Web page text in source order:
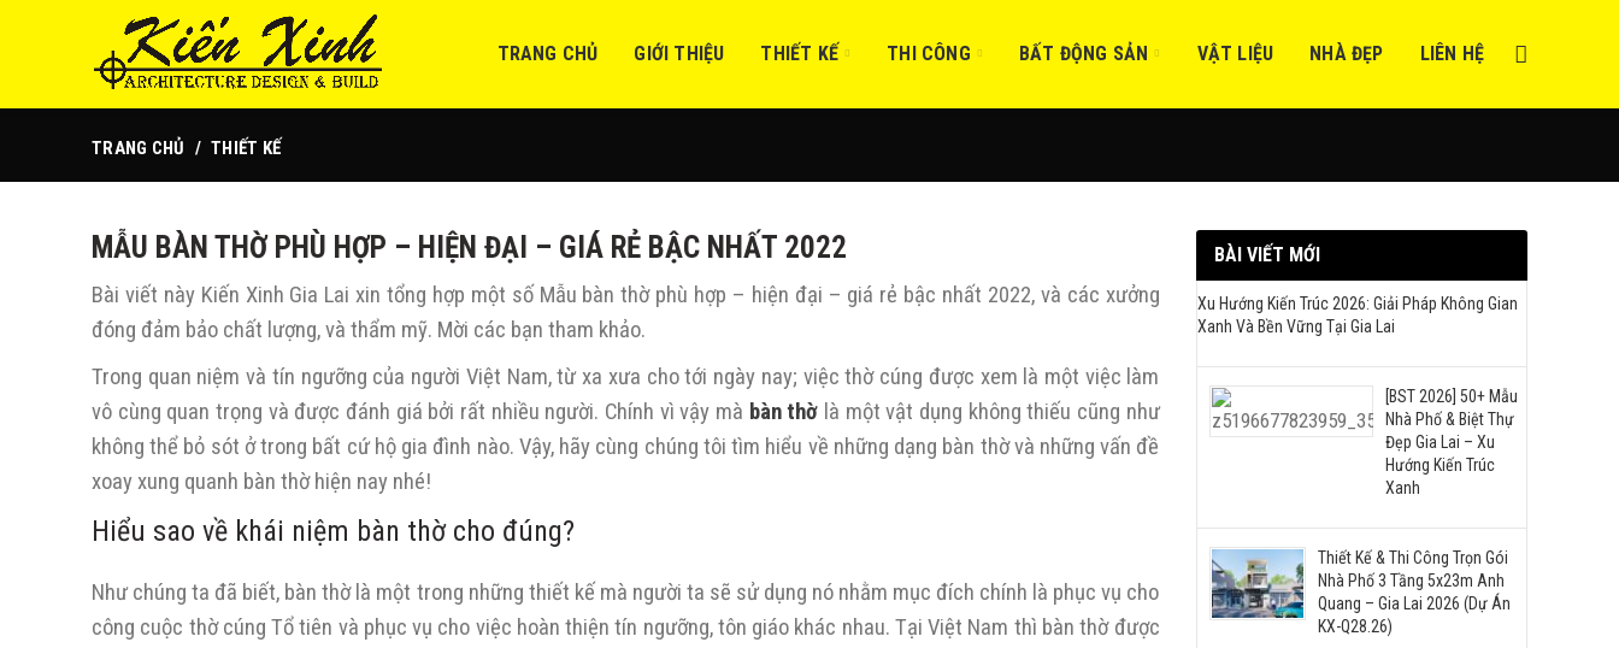
TRANG CHỦ GIỚI THIỆU THIẾT KẾ THI CÔNG BẤT ĐỘNG SẢN VẬT LIỆU NHÀ ĐẸP LIÊN HỆ
TRANG CHỦ THIẾT KẾ
MẪU BÀN THỜ PHÙ HỢP – HIỆN ĐẠI – GIÁ RẺ BẬC NHẤT 2022
Bài viết này Kiến Xinh Gia Lai xin tổng hợp một số Mẫu bàn thờ phù hợp – hiện đại – giá rẻ bậc nhất 2022, và các xưởng
đóng đảm bảo chất lượng, và thẩm mỹ. Mời các bạn tham khảo.
Trong quan niệm và tín ngưỡng của người Việt Nam, từ xa xưa cho tới ngày nay; việc thờ cúng được xem là một việc làm
vô cùng quan trọng và được đánh giá bởi rất nhiều người. Chính vì vậy mà bàn thờ là một vật dụng không thiếu cũng như
không thể bỏ sót ở trong bất cứ hộ gia đình nào. Vậy, hãy cùng chúng tôi tìm hiểu về những dạng bàn thờ và những vấn đề
xoay xung quanh bàn thờ hiện nay nhé!
Hiểu sao về khái niệm bàn thờ cho đúng?
Như chúng ta đã biết, bàn thờ là một trong những thiết kế mà người ta sẽ sử dụng nó nhằm mục đích chính là phục vụ cho
công cuộc thờ cúng Tổ tiên và phục vụ cho việc hoàn thiện tín ngưỡng, tôn giáo khác nhau. Tại Việt Nam thì bàn thờ được
BÀI VIẾT MỚI
Xu Hướng Kiến Trúc 2026: Giải Pháp Không Gian
Xanh Và Bền Vững Tại Gia Lai
[BST 2026] 50+ Mẫu
Nhà Phố & Biệt Thự
Đẹp Gia Lai – Xu
Hướng Kiến Trúc
Xanh
Thiết Kế & Thi Công Trọn Gói
Nhà Phố 3 Tầng 5x23m Anh
Quang – Gia Lai 2026 (Dự Án
KX-Q28.26)